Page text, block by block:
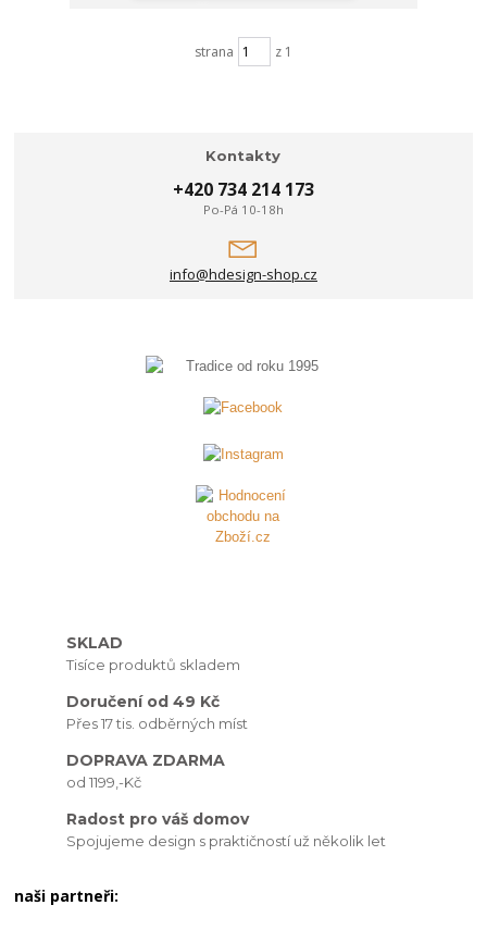
strana z 1
Kontakty
+420 734 214 173
Po-Pá 10-18h
info@hdesign-shop.cz
SKLAD
Tisíce produktů skladem
Doručení od 49 Kč
Přes 17 tis. odběrných míst
DOPRAVA ZDARMA
od 1199,-Kč
Radost pro váš domov
Spojujeme design s praktičností už několik let
naši partneři: